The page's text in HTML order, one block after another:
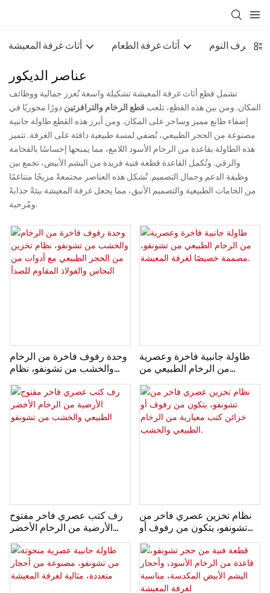
أثاث غرفة المعيشة أثاث غرفة الطعام أثاث غرف النوم
عناصر الديكور
تشمل قطع أثاث غرفة المعيشة تشكيلة واسعة تُعزز جمالية ووظائف
المكان. ومن بين هذه القطع، تلعب قطع الرخام والترافرتين دورًا محوريًا في
إضفاء طابع مميز وساحر على المكان. ومن أبرز هذه القطع طاولة جانبية
مصنوعة من الحجر الطبيعي، تُضفي لمسة طبيعية دافئة على الغرفة. تتميز
هذه الطاولة بقاعدة من الرخام الأسود اللامع، مما يمنحها إحساسًا بالفخامة
والرقي. وتُكمل القاعدة قطعة فنية فريدة من اليشم الأبيض، تجمع بين
وظيفة الدعم وجمال التصميم. تُشكل هذه العناصر مجتمعةً مزيجًا متناغمًا
من الخامات الطبيعية والتصميم الأنيق، مما يجعل غرفة المعيشة بيئةً جذابةً
ومُرحبة.
وحدة رفوف فاخرة من الرخام
والخشب من تشونفو، نظام
أدوات من النحاس والفولاذ
المقاوم للصدأ
طاولة جانبية فاخرة وعصرية
من الرخام الطبيعي من
المعيشة.
رف كتب عصري فاخر مفتوح
الأرضية من الرخام الأخضر
الطبيعي والخشب من تشونفو
نظام تخزين عصري فاخر من
تشونفو، يتكون من رفوف أو
خزائن كتب معيارية من الرخام
الطبيعي والخشب.